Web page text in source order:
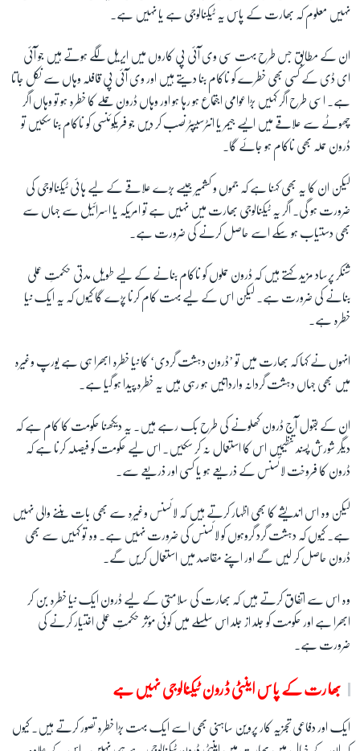
نہیں معلوم کہ بھارت کے پاس یہ ٹیکنالوجی ہے یا نہیں ہے۔
ان کے مطابق جس طرح بہت سی وی آئی پی کاروں میں ایریل لگے ہوتے ہیں جو آئی
ای ڈی کے کسی بھی خطرے کو ناکام بنا دیتے ہیں اور وی آئی پی قافلہ وہاں سے نکل جاتا
ہے۔ اسی طرح اگر کہیں بڑا عوامی اجتماع ہو رہا ہو اور وہاں ڈرون حملے کا خطرہ ہو تو وہاں اگر
چھوٹے سے علاقے میں ایسے جیمر یا انٹرسیپٹر نصب کر دیں جو فریکوئنسی کو ناکام بنا سکیں تو
ڈرون حملہ بھی ناکام ہو جائے گا۔
لیکن ان کا یہ بھی کہنا ہے کہ جموں و کشمیر جیسے بڑے علاقے کے لیے ہائی ٹیکنالوجی کی
ضرورت ہو گی۔ اگر یہ ٹیکنالوجی بھارت میں نہیں ہے تو امریکہ یا اسرائیل سے جہاں سے
بھی دستیاب ہو سکے اسے حاصل کرنے کی ضرورت ہے۔
شنکر پرساد مزید کہتے ہیں کہ ڈرون حملوں کو ناکام بنانے کے لیے طویل مدتی حکمتِ عملی
بنانے کی ضرورت ہے۔ لیکن اس کے لیے بہت کام کرنا پڑے گا کیوں کہ یہ ایک نیا
خطرہ ہے۔
انہوں نے کہا کہ بھارت میں تو ’ڈرون دہشت گردی‘ کا نیا خطرہ ابھرا ہی ہے یورپ وغیرہ
میں بھی جہاں دہشت گردانہ وارداتیں ہو رہی ہیں یہ خطرہ پیدا ہو گیا ہے۔
ان کے بقول آج ڈرون کھلونے کی طرح بک رہے ہیں۔ یہ دیکھنا حکومت کا کام ہے کہ
دیگر شورش پسند تنظیمیں اس کا استعمال نہ کر سکیں۔ اس لیے حکومت کو فیصلہ کرنا ہے کہ
ڈرون کا فروخت لائسنس کے ذریعے ہو یا کسی اور ذریعے سے۔
لیکن وہ اس اندیشے کا بھی اظہار کرتے ہیں کہ لائسنس وغیرہ سے بھی بات بننے والی نہیں
ہے۔ کیوں کہ دہشت گرد گروہوں کو لائسنس کی ضرورت نہیں ہے۔ وہ تو کہیں سے بھی
ڈرون حاصل کر لیں گے اور اپنے مقاصد میں استعمال کریں گے۔
وہ اس سے اتفاق کرتے ہیں کہ بھارت کی سلامتی کے لیے ڈرون ایک نیا خطرہ بن کر
ابھرا ہے اور حکومت کو جلد از جلد اس سلسلے میں کوئی مؤثر حکمتِ عملی اختیار کرنے کی
ضرورت ہے۔
بھارت کے پاس اینٹی ڈرون ٹیکنالوجی نہیں ہے
ایک اور دفاعی تجزیہ کار پروین ساہنی بھی اسے ایک بہت بڑا خطرہ تصور کرتے ہیں۔ کیوں